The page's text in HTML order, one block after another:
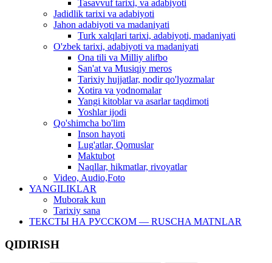
Tasavvuf tarixi, va adabiyoti
Jadidlik tarixi va adabiyoti
Jahon adabiyoti va madaniyati
Turk xalqlari tarixi, adabiyoti, madaniyati
O'zbek tarixi, adabiyoti va madaniyati
Ona tili va Milliy alifbo
San'at va Musiqiy meros
Tarixiy hujjatlar, nodir qo'lyozmalar
Xotira va yodnomalar
Yangi kitoblar va asarlar taqdimoti
Yoshlar ijodi
Qo'shimcha bo'lim
Inson hayoti
Lug'atlar, Qomuslar
Maktubot
Naqllar, hikmatlar, rivoyatlar
Video, Audio,Foto
YANGILIKLAR
Muborak kun
Tarixiy sana
ТЕКСТЫ НА РУССКОМ — RUSCHA MATNLAR
QIDIRISH